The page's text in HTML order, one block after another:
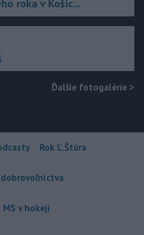
roka v Košic...
Ďalšie fotogalérie >
Rok Ľ.Štúra
dobrovoľníctva
MS v hokeji